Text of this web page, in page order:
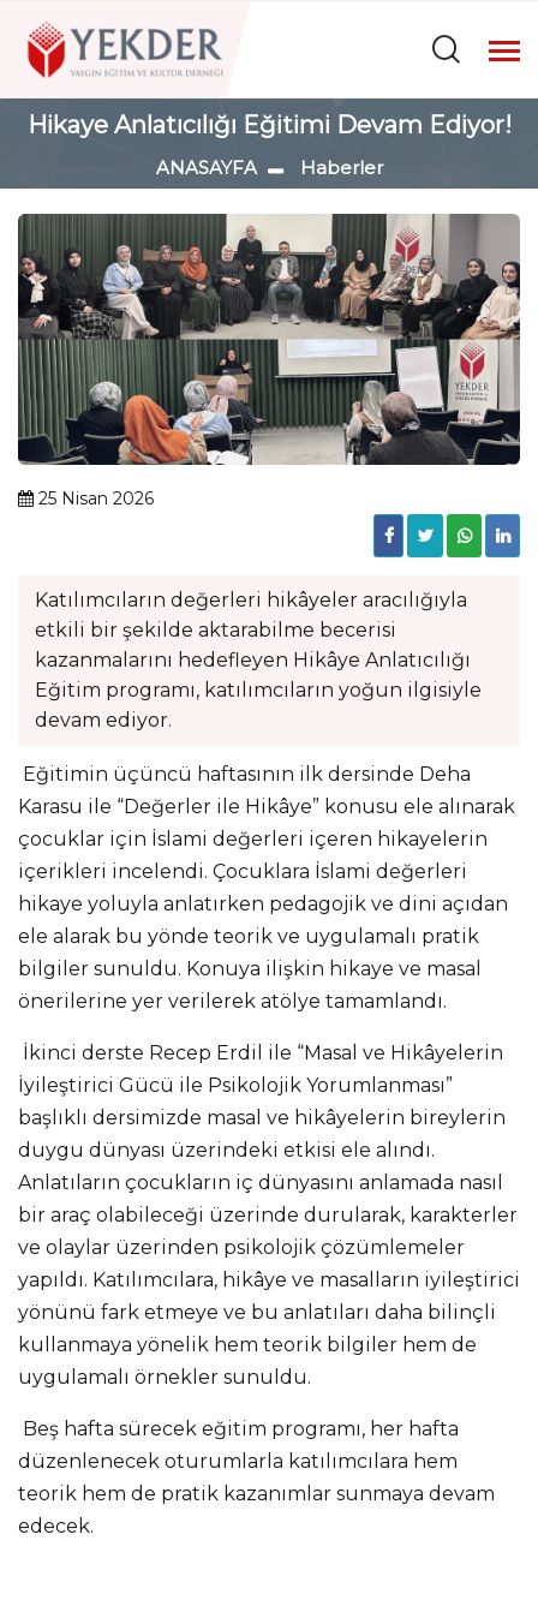
Hikaye Anlatıcılığı Eğitimi Devam Ediyor!
ANASAYFA Haberler
25 Nisan 2026
Katılımcıların değerleri hikâyeler aracılığıyla
etkili bir şekilde aktarabilme becerisi
kazanmalarını hedefleyen Hikâye Anlatıcılığı
Eğitim programı, katılımcıların yoğun ilgisiyle
devam ediyor.
Eğitimin üçüncü haftasının ilk dersinde Deha
Karasu ile “Değerler ile Hikâye” konusu ele alınarak
çocuklar için İslami değerleri içeren hikayelerin
içerikleri incelendi. Çocuklara İslami değerleri
hikaye yoluyla anlatırken pedagojik ve dini açıdan
ele alarak bu yönde teorik ve uygulamalı pratik
bilgiler sunuldu. Konuya ilişkin hikaye ve masal
önerilerine yer verilerek atölye tamamlandı.
İkinci derste Recep Erdil ile “Masal ve Hikâyelerin
İyileştirici Gücü ile Psikolojik Yorumlanması”
başlıklı dersimizde masal ve hikâyelerin bireylerin
duygu dünyası üzerindeki etkisi ele alındı.
Anlatıların çocukların iç dünyasını anlamada nasıl
bir araç olabileceği üzerinde durularak, karakterler
ve olaylar üzerinden psikolojik çözümlemeler
yapıldı. Katılımcılara, hikâye ve masalların iyileştirici
yönünü fark etmeye ve bu anlatıları daha bilinçli
kullanmaya yönelik hem teorik bilgiler hem de
uygulamalı örnekler sunuldu.
Beş hafta sürecek eğitim programı, her hafta
düzenlenecek oturumlarla katılımcılara hem
teorik hem de pratik kazanımlar sunmaya devam
edecek.